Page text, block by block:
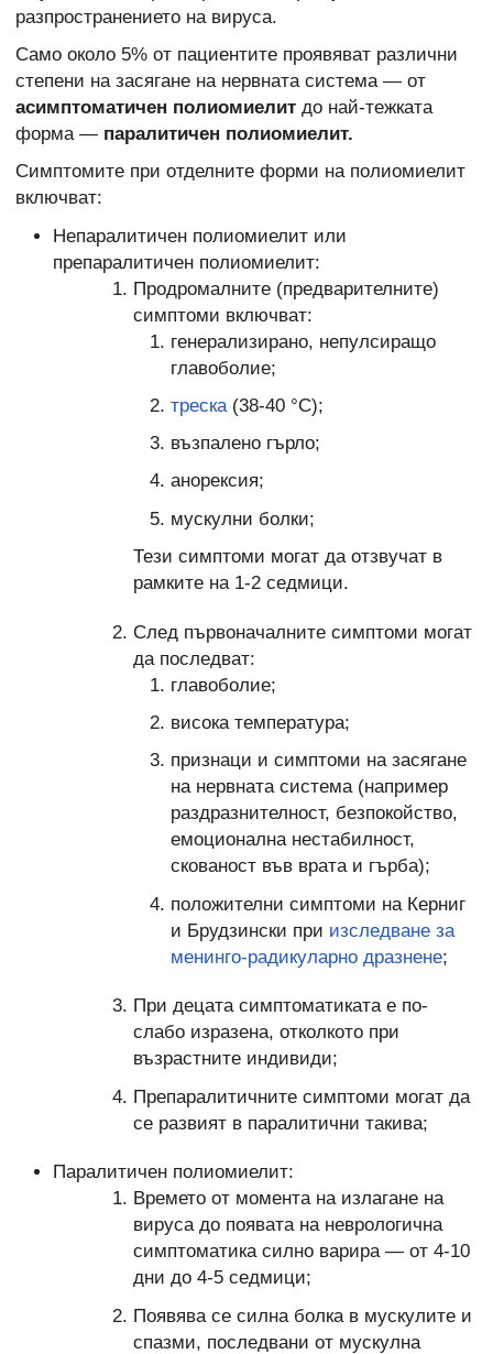
разпространението на вируса.
Само около 5% от пациентите проявяват различни
степени на засягане на нервната система — от
асимптоматичен полиомиелит до най-тежката
форма — паралитичен полиомиелит.
Симптомите при отделните форми на полиомиелит
включват:
Непаралитичен полиомиелит или
препаралитичен полиомиелит:
Продромалните (предварителните)
симптоми включват:
генерализирано, непулсиращо
главоболие;
треска(38-40 °С);
възпалено гърло;
анорексия;
мускулни болки;
Тези симптоми могат да отзвучат в
рамките на 1-2 седмици.
След първоначалните симптоми могат
да последват:
главоболие;
висока температура;
признаци и симптоми на засягане
на нервната система (например
раздразнителност, безпокойство,
емоционална нестабилност,
скованост във врата и гърба);
положителни симптоми на Керниг
и Брудзински при изследване за
менинго-радикуларно дразнене;
При децата симптоматиката е по-
слабо изразена, отколкото при
възрастните индивиди;
Препаралитичните симптоми могат да
се развият в паралитични такива;
Паралитичен полиомиелит:
Времето от момента на излагане на
вируса до появата на неврологична
симптоматика силно варира — от 4-10
дни до 4-5 седмици;
Появява се силна болка в мускулите и
спазми, последвани от мускулна